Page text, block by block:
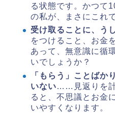
る状態です。かつて
の私が、まさにこれ
受け取ることに、う
をつけること、お金
あって、無意識に循
いでしょうか？
「もらう」ことばか
いない……見返りを計
ると、不思議とお金
いやすくなります。